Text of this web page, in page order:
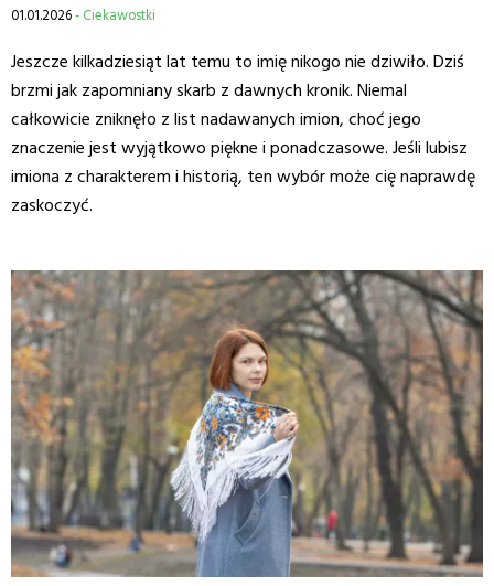
01.01.2026- Ciekawostki
Jeszcze kilkadziesiąt lat temu to imię nikogo nie dziwiło. Dziś
brzmi jak zapomniany skarb z dawnych kronik. Niemal
całkowicie zniknęło z list nadawanych imion, choć jego
znaczenie jest wyjątkowo piękne i ponadczasowe. Jeśli lubisz
imiona z charakterem i historią, ten wybór może cię naprawdę
zaskoczyć.